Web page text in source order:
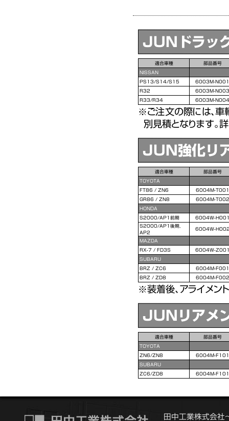
JUNドラッ
適合車種
部品番号
NISSAN
PS13/S14/S15
6003M-N001
R32
6003M-N003
R33/R34
6003M-N004
ご注文の際には、車
別見積となります。
JUN強化リ
適合車種
部品番号
TOYOTA
FT86 / ZN6
6004M-T001
GR86 / ZN8
6004M-T002
HONDA
S2000/AP1前期
6004W-
S2000/AP1後期,
AP2
6004W-
MAZDA
RX-7 / FD3S
6004W-
SUBARU
BRZ / ZC6
6004M-F001
BRZ / ZD8
6004M-F002
装着後、アライメン
JUNリアメ
適合車種
部品番号
TOYOTA
ZN6/ZN8
6004M-F101
SUBARU
ZC6/ZD8
6004M-F101
田中工業株式会社